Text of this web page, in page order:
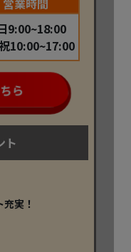
営業時間
9:00~18:00
10:00~17:00
ら
ト
実！